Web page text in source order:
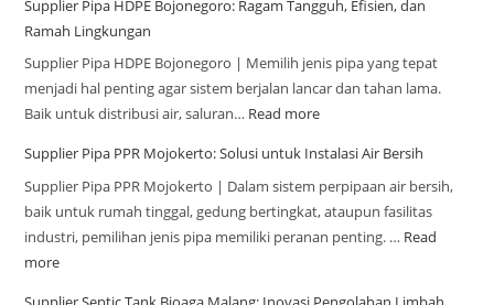
Supplier Pipa HDPE Bojonegoro: Ragam Tangguh, Efisien, dan
Ramah Lingkungan
Supplier Pipa HDPE Bojonegoro | Memilih jenis pipa yang tepat
menjadi hal penting agar sistem berjalan lancar dan tahan lama.
Baik untuk distribusi air, saluran… Read more
Supplier Pipa PPR Mojokerto: Solusi untuk Instalasi Air Bersih
Supplier Pipa PPR Mojokerto | Dalam sistem perpipaan air bersih,
baik untuk rumah tinggal, gedung bertingkat, ataupun fasilitas
industri, pemilihan jenis pipa memiliki peranan penting. … Read
more